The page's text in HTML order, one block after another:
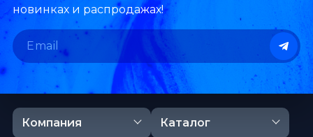
новинках и распродажах!
Компания Каталог